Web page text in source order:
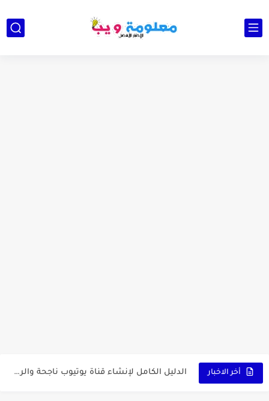
أخر الاخبار الدليل الكامل لإنشاء قناة يوتيوب ناجحة والربح منها للمبتدئين في...